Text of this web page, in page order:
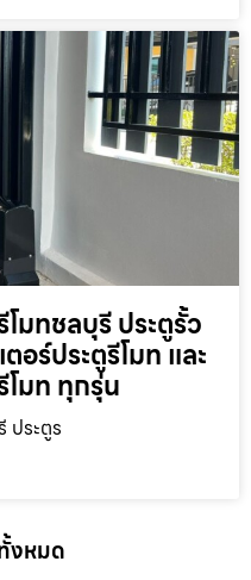
มทชลบุรี ประตูรั้ว
อร์ประตูรีโมท และ
โมท ทุกรุ่น
ประตูร
งหมด